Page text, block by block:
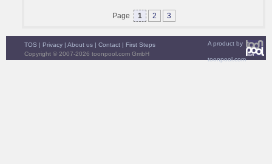
Page 1 2 3
A product by
toonpool.com
TOS | Privacy | About us | Contact | First Steps
Copyright © 2007-2026 toonpool.com GmbH